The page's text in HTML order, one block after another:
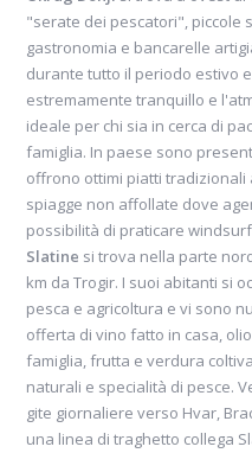
"serate dei pescatori", piccole
gastronomia e bancarelle
durante tutto il periodo estivo
estremamente tranquillo e
ideale per chi sia in cerca di
famiglia. In paese sono
offrono ottimi piatti tradizionali
spiagge non affollate dove
possibilità di praticare
Slatine si trova nella parte
km da Trogir. I suoi abitanti si
pesca e agricoltura e vi sono
offerta di vino fatto in casa,
famiglia, frutta e verdura
naturali e specialità di pesce.
gite giornaliere verso Hvar,
una linea di traghetto collega